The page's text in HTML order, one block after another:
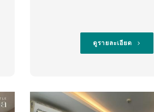
ดูรายละเอียด